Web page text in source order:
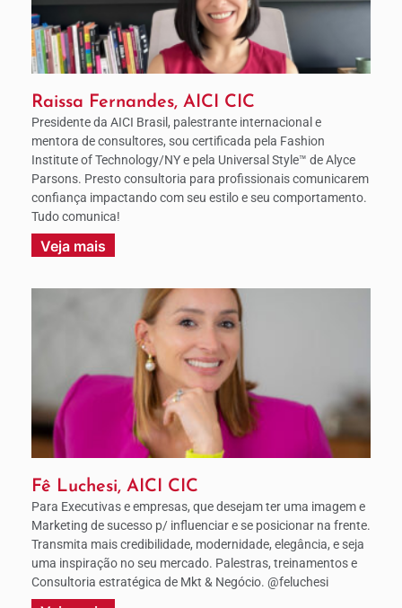
Raissa Fernandes, AICI CIC
Presidente da AICI Brasil, palestrante internacional e
mentora de consultores, sou certificada pela Fashion
Institute of Technology/NY e pela Universal Style™ de Alyce
Parsons. Presto consultoria para profissionais comunicarem
confiança impactando com seu estilo e seu comportamento.
Tudo comunica!
Veja mais
Fê Luchesi, AICI CIC
Para Executivas e empresas, que desejam ter uma imagem e
Marketing de sucesso p/ influenciar e se posicionar na frente.
Transmita mais credibilidade, modernidade, elegância, e seja
uma inspiração no seu mercado. Palestras, treinamentos e
Consultoria estratégica de Mkt & Negócio. @feluchesi